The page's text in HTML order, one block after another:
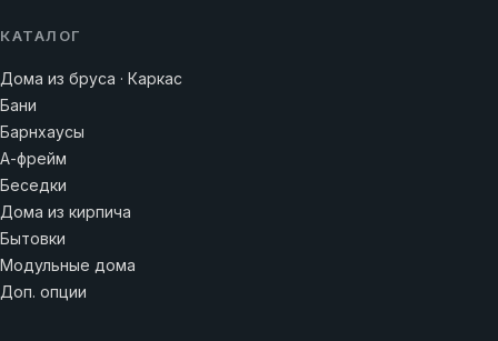
КАТАЛОГ
Дома из бруса · Каркас
Бани
Барнхаусы
А-фрейм
Беседки
Дома из кирпича
Бытовки
Модульные дома
Доп. опции